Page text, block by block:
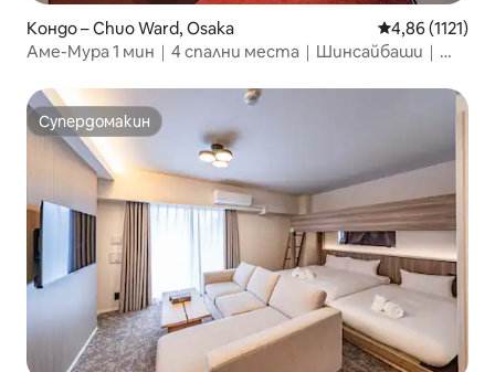
Кондо – Chuo Ward, Osaka Средна
4,86 (1121)
Аме-Мура 1 мин｜4 спални места｜Шинсайбаши｜
Супердомакин
Супердомакин